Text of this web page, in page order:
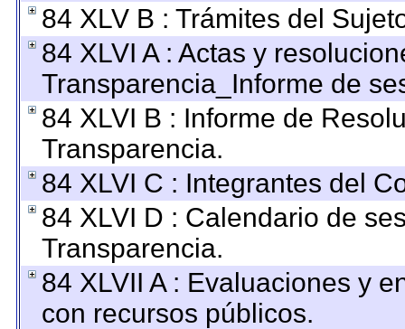
84 XLV B : Trámites del
84 XLVI A : Actas y
Transparencia_Informe de
84 XLVI B : Informe de
Transparencia.
84 XLVI C : Integrantes del
84 XLVI D : Calendario de
Transparencia.
84 XLVII A : Evaluaciones y
con recursos públicos.